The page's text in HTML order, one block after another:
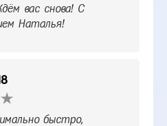
вас снова! С
Наталья!
быстро,